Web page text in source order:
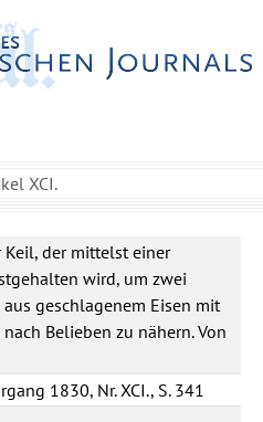
XCI.
Keil, der mittelst einer
wird, um zwei
geschlagenem Eisen mit
Belieben zu nähern. Von
1830, Nr. XCI., S. 341